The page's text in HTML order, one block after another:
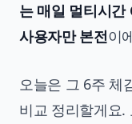
는 매일 멀티시간
사용자만 본전이
오늘은 그 6주 체
비교 정리할게요.